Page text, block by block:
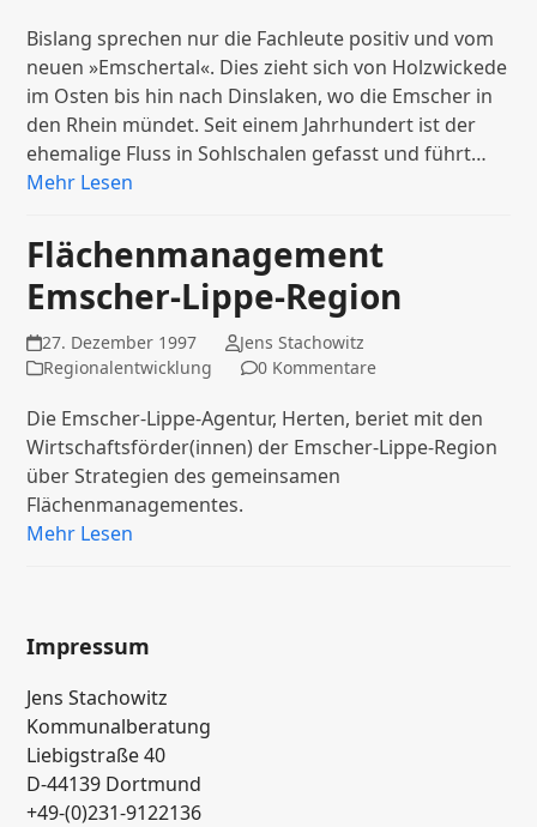
Bislang sprechen nur die Fachleute positiv und vom
neuen »Emschertal«. Dies zieht sich von Holzwickede
im Osten bis hin nach Dinslaken, wo die Emscher in
den Rhein mündet. Seit einem Jahrhundert ist der
ehemalige Fluss in Sohlschalen gefasst und führt…
Mehr Lesen
Flächenmanagement
Emscher-Lippe-Region
27. Dezember 1997
Jens Stachowitz
Regionalentwicklung
0 Kommentare
Die Emscher-Lippe-Agentur, Herten, beriet mit den
Wirtschaftsförder(innen) der Emscher-Lippe-Region
über Strategien des gemeinsamen
Flächenmanagementes.
Mehr Lesen
Impressum
Jens Stachowitz
Kommunalberatung
Liebigstraße 40
D-44139 Dortmund
+49-(0)231-9122136